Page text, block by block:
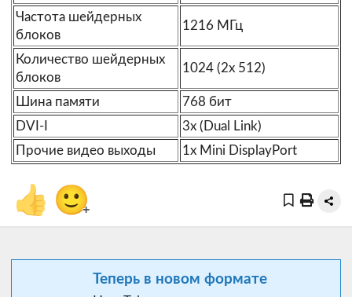
Частота шейдерных
блоков
1216 МГц
Количество шейдерных
блоков
1024 (2x 512)
Шина памяти
768 бит
DVI-I
3x (Dual Link)
Прочие видео выходы
1x Mini DisplayPort
👍 🙂+
Теперь в новом формате